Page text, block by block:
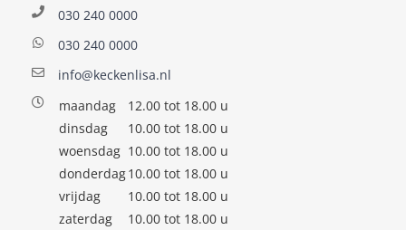
030 240 0000
030 240 0000
info@keckenlisa.nl
maandag
12.00 tot 18.00 u
dinsdag
10.00 tot 18.00 u
woensdag 10.00 tot 18.00 u
donderdag10.00 tot 18.00 u
vrijdag
10.00 tot 18.00 u
zaterdag
10.00 tot 18.00 u